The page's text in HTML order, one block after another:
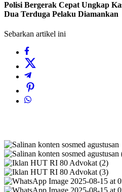
Polisi Bergerak Cepat Ungkap
Dua Terduga Pelaku Diamankan
Sebarkan artikel ini